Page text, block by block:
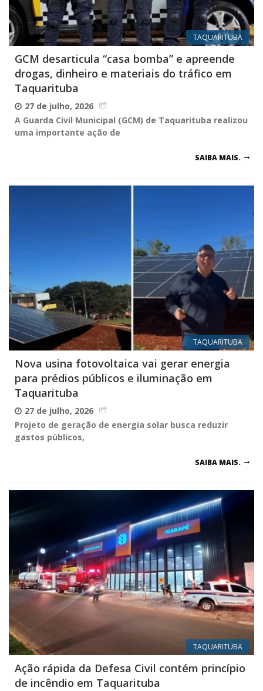
TAQUARITUBA
GCM desarticula “casa bomba” e apreende
drogas, dinheiro e materiais do tráfico em
Taquarituba
27 de julho, 2026
A Guarda Civil Municipal (GCM) de Taquarituba realizou
uma importante ação de
SAIBA MAIS.
TAQUARITUBA
Nova usina fotovoltaica vai gerar energia
para prédios públicos e iluminação em
Taquarituba
27 de julho, 2026
Projeto de geração de energia solar busca reduzir
gastos públicos,
SAIBA MAIS.
TAQUARITUBA
Ação rápida da Defesa Civil contém princípio
de incêndio em Taquarituba